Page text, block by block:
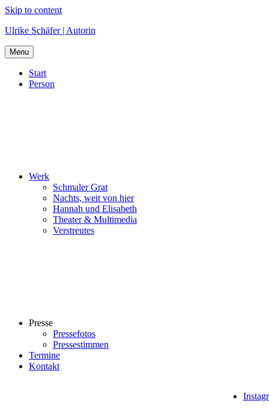
Skip to content
Ulrike Schäfer | Autorin
Menu
Start
Person
Werk
Schmaler Grat
Nachts, weit von hier
Hannah und Elisabeth
Theater & Multimedia
Verstreutes
Presse
Pressefotos
Pressestimmen
Termine
Kontakt